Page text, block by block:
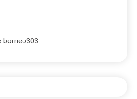
borneo303